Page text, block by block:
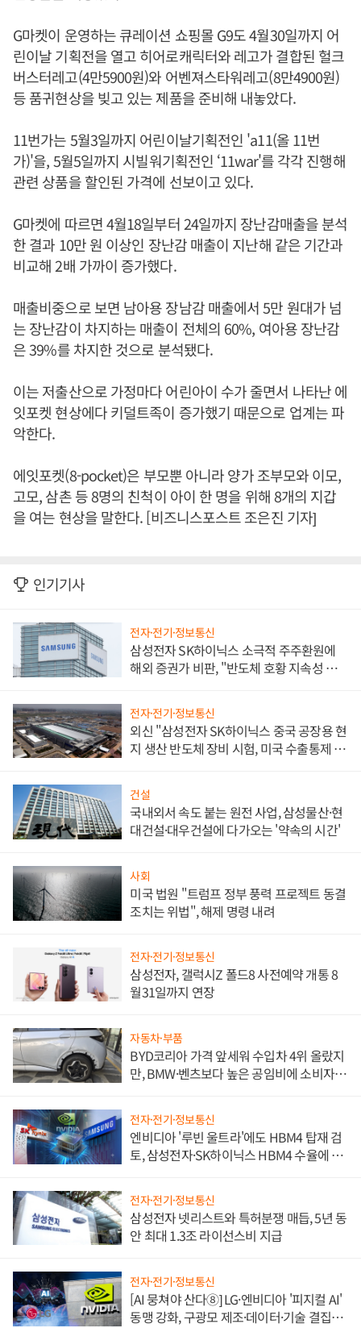
G마켓이 운영하는 큐레이션 쇼핑몰 G9도 4월30일까지 어
린이날 기획전을 열고 히어로캐릭터와 레고가 결합된 헐크
버스터레고(4만5900원)와 어벤져스타워레고(8만4900원)
등 품귀현상을 빚고 있는 제품을 준비해 내놓았다.
11번가는 5월3일까지 어린이날기획전인 'a11(올 11번
가)'을, 5월5일까지 시빌워기획전인 ‘11war'를 각각 진행해
관련 상품을 할인된 가격에 선보이고 있다.
G마켓에 따르면 4월18일부터 24일까지 장난감매출을 분석
한 결과 10만 원 이상인 장난감 매출이 지난해 같은 기간과
비교해 2배 가까이 증가했다.
매출비중으로 보면 남아용 장남감 매출에서 5만 원대가 넘
는 장난감이 차지하는 매출이 전체의 60%, 여아용 장난감
은 39%를 차지한 것으로 분석됐다.
이는 저출산으로 가정마다 어린아이 수가 줄면서 나타난 에
잇포켓 현상에다 키덜트족이 증가했기 때문으로 업계는 파
악한다.
에잇포켓(8-pocket)은 부모뿐 아니라 양가 조부모와 이모,
고모, 삼촌 등 8명의 친척이 아이 한 명을 위해 8개의 지갑
을 여는 현상을 말한다. [비즈니스포스트 조은진 기자]
인기기사
전자·전기·정보통신
삼성전자 SK하이닉스 소극적 주주환원에
해외 증권가 비판, "반도체 호황 지속성 의
전자·전기·정보통신
외신 "삼성전자 SK하이닉스 중국 공장용 현
지 생산 반도체 장비 시험, 미국 수출통제 대
건설
국내외서 속도 붙는 원전 사업, 삼성물산·현
대건설·대우건설에 다가오는 '약속의 시간'
사회
미국 법원 "트럼프 정부 풍력 프로젝트 동결
조치는 위법", 해제 명령 내려
전자·전기·정보통신
삼성전자, 갤럭시Z 폴드8 사전예약 개통 8
월31일까지 연장
자동차·부품
BYD코리아 가격 앞세워 수입차 4위 올랐지
만, BMW·벤츠보다 높은 공임비에 소비자
전자·전기·정보통신
엔비디아 '루빈 울트라'에도 HBM4 탑재 검
토, 삼성전자·SK하이닉스 HBM4 수율에 주
전자·전기·정보통신
삼성전자 넷리스트와 특허분쟁 매듭, 5년 동
안 최대 1.3조 라이선스비 지급
전자·전기·정보통신
[AI 뭉쳐야 산다⑧] LG·엔비디아 '피지컬 AI'
동맹 강화, 구광모 제조·데이터·기술 결집